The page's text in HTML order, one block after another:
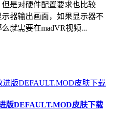
是对硬件配置要求也比较
器输出画面，如果显示器不
就需要在madVR视频...
版DEFAULT.MOD皮肤下载